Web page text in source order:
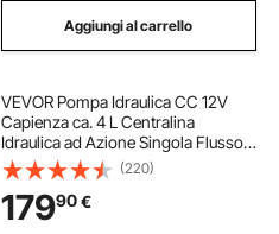
Aggiungi al carrello
VEVOR Pompa Idraulica CC 12V
Capienza ca. 4 L Centralina
Idraulica ad Azione Singola Flusso
d'Olio ca. 3,44 L/min Pressione
Massima di 22 MPa, Pompa per
Montacarichi Auto Camion
Rimorchio da Garage
(220)
17990€